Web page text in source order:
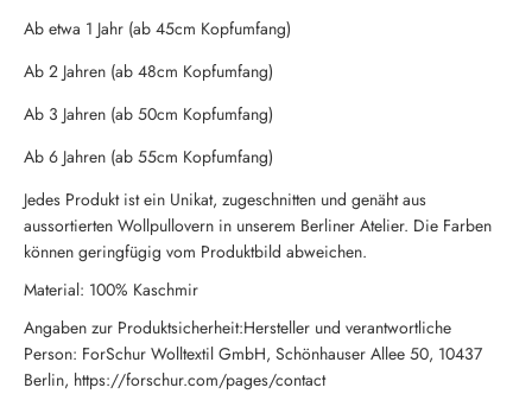
Ab etwa 1 Jahr (ab 45cm Kopfumfang)
Ab 2 Jahren (ab 48cm Kopfumfang)
Ab 3 Jahren (ab 50cm Kopfumfang)
Ab 6 Jahren (ab 55cm Kopfumfang)
Jedes Produkt ist ein Unikat, zugeschnitten und genäht aus
aussortierten Wollpullovern in unserem Berliner Atelier. Die Farben
können geringfügig vom Produktbild abweichen.
Material: 100% Kaschmir
Angaben zur Produktsicherheit:Hersteller und verantwortliche
Person: ForSchur Wolltextil GmbH, Schönhauser Allee 50, 10437
Berlin, https://forschur.com/pages/contact